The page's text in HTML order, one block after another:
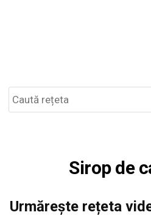
Sirop de
Urmărește rețeta